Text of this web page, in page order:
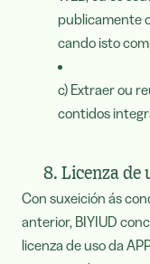
publicamente
cando isto
c) Extraer ou
contidos
8. Licenza de
Con suxeición ás
anterior, BIYIUD
licenza de uso da